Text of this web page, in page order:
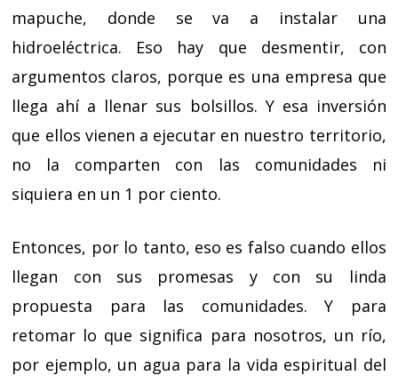
mapuche, donde se va a instalar una
hidroeléctrica. Eso hay que desmentir, con
argumentos claros, porque es una empresa que
llega ahí a llenar sus bolsillos. Y esa inversión
que ellos vienen a ejecutar en nuestro territorio,
no la comparten con las comunidades ni
siquiera en un 1 por ciento.
Entonces, por lo tanto, eso es falso cuando ellos
llegan con sus promesas y con su linda
propuesta para las comunidades. Y para
retomar lo que significa para nosotros, un río,
por ejemplo, un agua para la vida espiritual del